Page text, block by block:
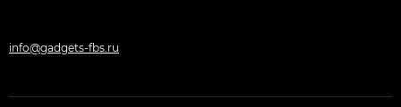
info@gadgets-fbs.ru